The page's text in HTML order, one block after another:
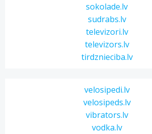
sokolade.lv
sudrabs.lv
televizori.lv
televizors.lv
tirdznieciba.lv
velosipedi.lv
velosipeds.lv
vibrators.lv
vodka.lv